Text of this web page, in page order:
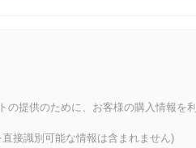
の提供のために、お客様の購入情報を利
接識別可能な情報は含まれません)